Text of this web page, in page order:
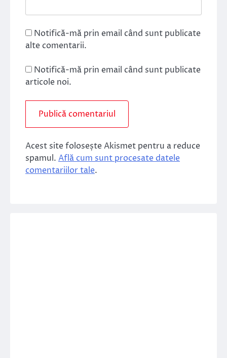
Notifică-mă prin email când sunt publicate
alte comentarii.
Notifică-mă prin email când sunt publicate
articole noi.
Acest site folosește Akismet pentru a reduce
spamul. Află cum sunt procesate datele
comentariilor tale.